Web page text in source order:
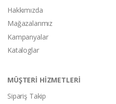
Hakkımızda
Mağazalarımız
Kampanyalar
Kataloglar
MÜŞTERİ HİZMETLERİ
Sipariş Takip